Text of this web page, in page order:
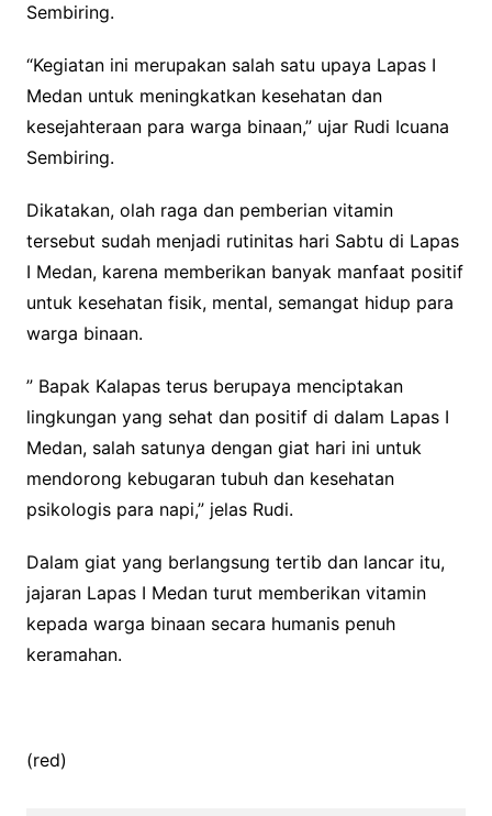
Sembiring.
“Kegiatan ini merupakan salah satu upaya Lapas I
Medan untuk meningkatkan kesehatan dan
kesejahteraan para warga binaan,” ujar Rudi Icuana
Sembiring.
Dikatakan, olah raga dan pemberian vitamin
tersebut sudah menjadi rutinitas hari Sabtu di Lapas
I Medan, karena memberikan banyak manfaat positif
untuk kesehatan fisik, mental, semangat hidup para
warga binaan.
” Bapak Kalapas terus berupaya menciptakan
lingkungan yang sehat dan positif di dalam Lapas I
Medan, salah satunya dengan giat hari ini untuk
mendorong kebugaran tubuh dan kesehatan
psikologis para napi,” jelas Rudi.
Dalam giat yang berlangsung tertib dan lancar itu,
jajaran Lapas I Medan turut memberikan vitamin
kepada warga binaan secara humanis penuh
keramahan.
(red)